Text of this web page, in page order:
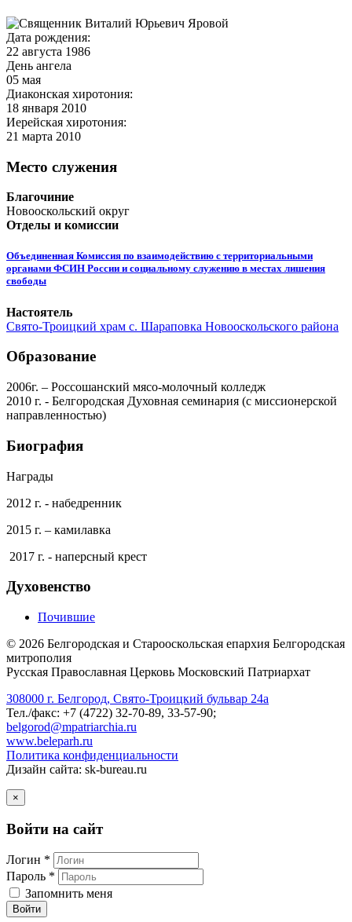
Дата рождения:
22 августа 1986
День ангела
05 мая
Диаконская хиротония:
18 января 2010
Иерейская хиротония:
21 марта 2010
Место служения
Благочиние
Новооскольский округ
Отделы и комиссии
Объединенная Комиссия по взаимодействию с территориальными
органами ФСИН России и социальному служению в местах лишения
свободы
Настоятель
Свято-Троицкий храм с. Шараповка Новооскольского района
Образование
2006г. – Россошанский мясо-молочный колледж
2010 г. - Белгородская Духовная семинария (с миссионерской
направленностью)
Биография
Награды
2012 г. - набедренник
2015 г. – камилавка
2017 г. - наперсный крест
Духовенство
Почившие
© 2026 Белгородская и Старооскольская епархия Белгородская
митрополия
Русская Православная Церковь Московский Патриархат
308000 г. Белгород, Свято-Троицкий бульвар 24а
Тел./факс: +7 (4722) 32-70-89, 33-57-90;
belgorod@mpatriarchia.ru
www.beleparh.ru
Политика конфиденциальности
Дизайн сайта: sk-bureau.ru
×
Войти на сайт
Логин *
Пароль *
Запомнить меня
Войти